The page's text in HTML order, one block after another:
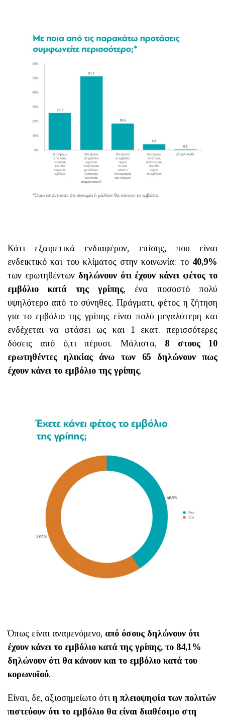
Κάτι εξαιρετικά ενδιαφέρον, επίσης, που είναι
ενδεικτικό και του κλίματος στην κοινωνία: το40,9%
των ερωτηθέντων δηλώνουν ότι έχουν κάνει φέτος το
εμβόλιο κατά της γρίπης, ένα ποσοστό πολύ
υψηλότερο από το σύνηθες. Πράγματι, φέτος η ζήτηση
για το εμβόλιο της γρίπης είναι πολύ μεγαλύτερη και
ενδέχεται να φτάσει ως και 1 εκατ. περισσότερες
δόσεις από ό,τι πέρυσι. Μάλιστα, 8 στους 10
ερωτηθέντες ηλικίας άνω των 65 δηλώνουν πως
έχουν κάνει το εμβόλιο της γρίπης.
Όπως είναι αναμενόμενο, από όσους δηλώνουν ότι
έχουν κάνει το εμβόλιο κατά της γρίπης, το 84,1%
δηλώνουν ότι θα κάνουν και το εμβόλιο κατά του
κορωνοϊού.
Είναι, δε, αξιοσημείωτο ότι η πλειοψηφία των πολιτών
πιστεύουν ότι το εμβόλιο θα είναι διαθέσιμο στη